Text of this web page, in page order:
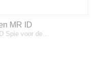
MR ID
Spie voor de…